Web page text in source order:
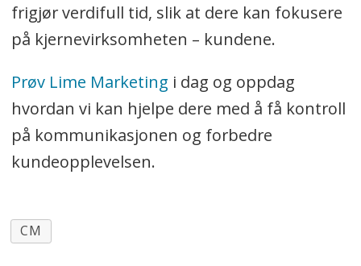
frigjør verdifull tid, slik at dere kan fokusere
på kjernevirksomheten – kundene.
Prøv Lime Marketing i dag og oppdag
hvordan vi kan hjelpe dere med å få kontroll
på kommunikasjonen og forbedre
kundeopplevelsen.
CM